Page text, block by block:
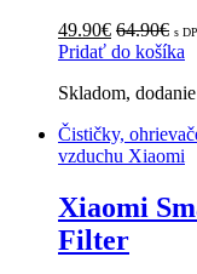
49.90€ 64.90€ s
Pridať do košíka
Skladom,
Čističky,
vzduchu Xiaomi
Xiaomi
Filter